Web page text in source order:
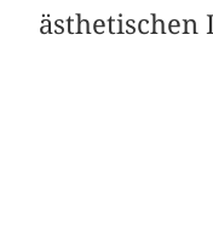
ästhetischen